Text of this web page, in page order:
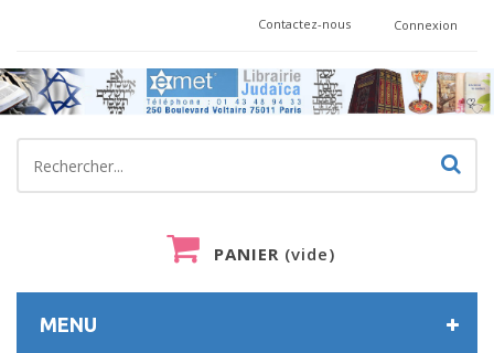
Connexion
Contactez-nous
PANIER (vide)
MENU